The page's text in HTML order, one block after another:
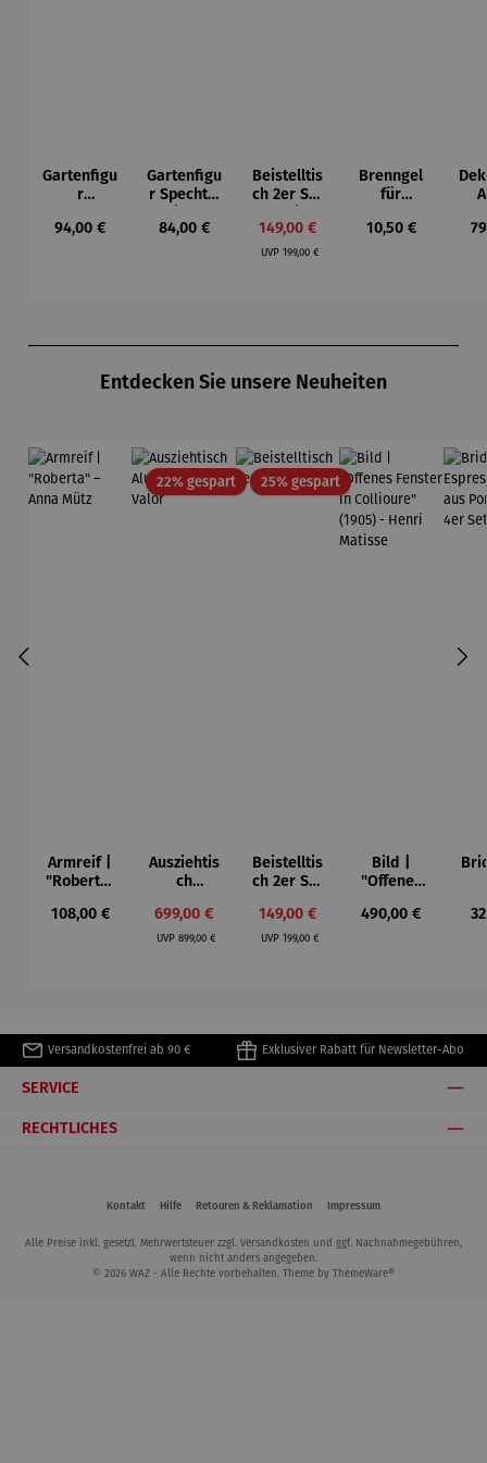
Gartenfigu
r
t Vogel -
Regulärer Preis:
94,00 €
Gartenfigu
r Specht -
Bhire
Regulärer Preis:
84,00 €
Beistelltis
ch 2er Set
Verkaufspreis:
149,00 €
UVP Regulärer Preis:
199,00 €
Brenngel
für
elle -
Regulärer Preis:
10,50 €
Entdecken Sie unsere Neuheiten
Armreif |
"Roberta"
Mütz
Regulärer Preis:
108,00 €
22% gespartRabatt
Ausziehtis
ch
– Valor
Verkaufspreis:
699,00 €
UVPRegulärer Preis:
899,00 €
25% gespartRabatt
Beistelltis
ch 2er Set
Verkaufspreis:
149,00 €
UVP Regulärer Preis:
199,00 €
Bild |
"Offenes
Collioure"
Regulärer Preis:
490,00 €
Versandkostenfrei ab 90 € Exklusiver Rabatt für Newsletter-Abo
SERVICE
RECHTLICHES
Kontakt Hilfe Retouren & Reklamation Impressum
Alle Preise inkl. gesetzl. Mehrwertsteuer zzgl. Versandkosten und ggf. Nachnahmegebühren,
wenn nicht anders angegeben.
© 2026 WAZ - Alle Rechte vorbehalten. Theme by ThemeWare®